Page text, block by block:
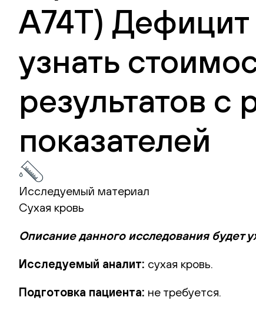
А74Т) Дефицит
узнать
результатов
показателей
Исследуемый материал
Сухая кровь
Описание данного исследования будет
Исследуемый аналит: сухая кровь.
Подготовка пациента: не требуется.